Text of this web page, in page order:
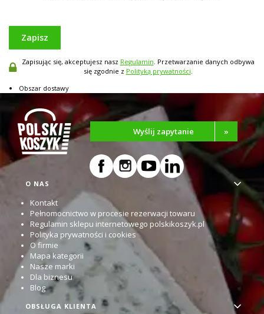
Zapisz
Zapisując się, akceptujesz nasz Regulamin . Przetwarzanie danych odbywa
się zgodnie z Polityką prywatności
Obszar dostawy
Linki w stopce
O NAS
Kontakt
Pełnomocnictwo w procesie rezerwacji towaru
Regulamin sklepu internetowego polskikoszyk.pl
Polityka prywatności i cookies
O firmie
Mapa kategorii
Nasze marki
Dla biznesu
Blog
OBSŁUGA KLIENTA
Wyślij zapytanie »